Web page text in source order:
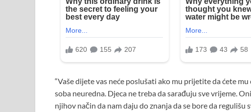
“Vaše dijete vas neće poslušati ako mu prijetite da ćete
soba neuredna. Djeca ne treba da sarađuju sve vrijeme.
njihov način da nam daju do znanja da se bore da regulišu